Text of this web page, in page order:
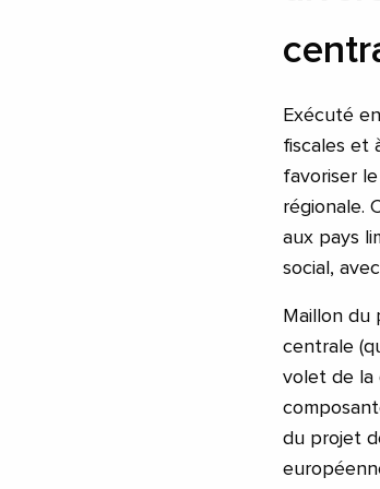
Exécuté
fiscales et
favoriser
régionale.
aux pays
social,
Maillon du
centrale
volet de la
du projet